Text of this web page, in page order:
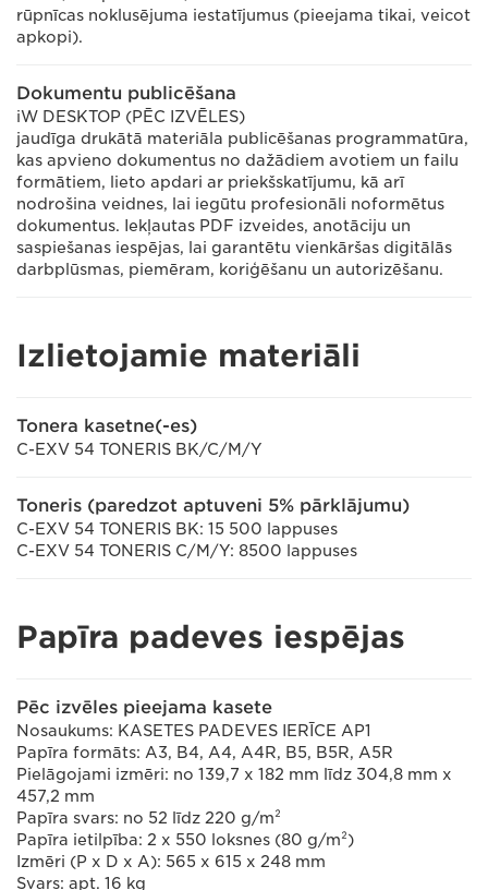
rūpnīcas noklusējuma iestatījumus (pieejama tikai, veicot
apkopi).
Dokumentu publicēšana
iW DESKTOP (PĒC IZVĒLES)
jaudīga drukātā materiāla publicēšanas programmatūra,
kas apvieno dokumentus no dažādiem avotiem un failu
formātiem, lieto apdari ar priekšskatījumu, kā arī
nodrošina veidnes, lai iegūtu profesionāli noformētus
dokumentus. Iekļautas PDF izveides, anotāciju un
saspiešanas iespējas, lai garantētu vienkāršas digitālās
darbplūsmas, piemēram, koriģēšanu un autorizēšanu.
Izlietojamie materiāli
Tonera kasetne(-es)
C-EXV 54 TONERIS BK/C/M/Y
Toneris (paredzot aptuveni 5% pārklājumu)
C-EXV 54 TONERIS BK: 15 500 lappuses
C-EXV 54 TONERIS C/M/Y: 8500 lappuses
Papīra padeves iespējas
Pēc izvēles pieejama kasete
Nosaukums: KASETES PADEVES IERĪCE AP1
Papīra formāts: A3, B4, A4, A4R, B5, B5R, A5R
Pielāgojami izmēri: no 139,7 x 182 mm līdz 304,8 mm x
457,2 mm
Papīra svars: no 52 līdz 220 g/m²
Papīra ietilpība: 2 x 550 loksnes (80 g/m²)
Izmēri (P x D x A): 565 x 615 x 248 mm
Svars: apt. 16 kg